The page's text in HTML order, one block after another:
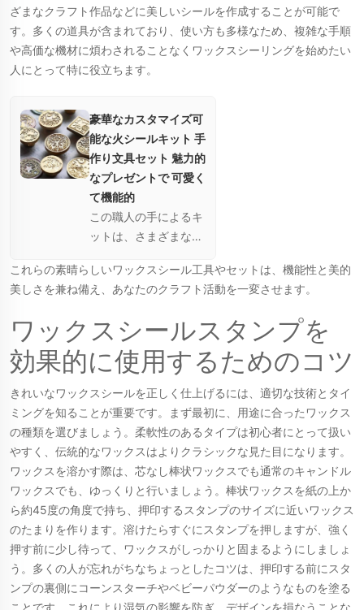
ざまなクラフト作品などに美しいシールを作成することが可能で
す。多くの道具が含まれており、使い方も多様なため、複雑な手順
や高価な機材に煩わされることなくワックスシーリングを始めたい
人にとって特に役立ちます。
豪華なカスタマイズ可
能な火シールキット 手
作り文具セット 魅力的
なプレゼントで 可愛く
て機能的
この職人の手によるキ
ットは、さまざまなク
ェクトに適した詳細で
美しいワックスシール
です。アマチュアから
専門家まで、使いやす
さに配慮したツールが
含まれています。
これらの素晴らしいワックスシール工具やセットは、機能性と美的
美しさを兼ね備え、あなたのクラフト活動を一変させます。
ワックスシールスタンプを
効果的に使用するためのコツ
きれいなワックスシールを正しく仕上げるには、適切な技術とタイ
ミングを知ることが重要です。まず最初に、用途に合ったワックス
の種類を選びましょう。柔軟性のあるタイプは初心者にとって扱い
やすく、伝統的なワックスはよりクラシックな見た目になります。
ワックスを溶かす際は、芯なし棒状ワックスでも通常のキャンドル
ワックスでも、ゆっくりと行いましょう。棒状ワックスを紙の上か
ら約45度の角度で持ち、押印するスタンプのサイズに近いワックス
のたまりを作ります。溶けたらすぐにスタンプを押しますが、強く
押す前に少し待って、ワックスがしっかりと固まるようにしましょ
う。多くの人が忘れがちなちょっとしたコツは、押印する前にスタ
ンプの裏側にコーンスターチやベビーパウダーのようなものを塗る